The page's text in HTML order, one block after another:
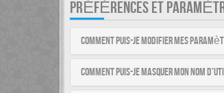
PRÉFÉRENCES ET
Comment puis-je modifier mes
Comment puis-je masquer mon nom